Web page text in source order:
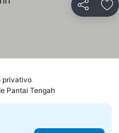
Partilhar
privativo
Pantai Tengah